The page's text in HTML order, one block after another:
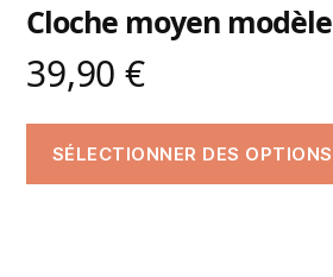
Cloche moyen modèle
39,90 €
SÉLECTIONNER DES OPTIONS